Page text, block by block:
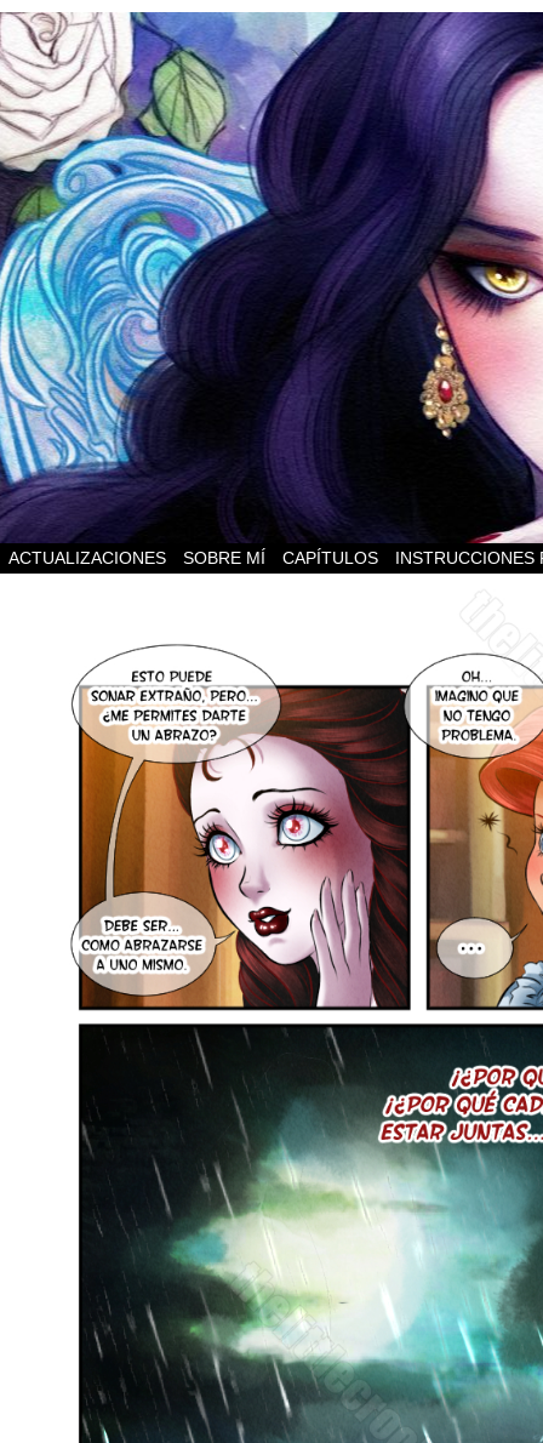
ACTUALIZACIONES SOBRE MÍ CAPÍTULOS INSTRUCCIONES